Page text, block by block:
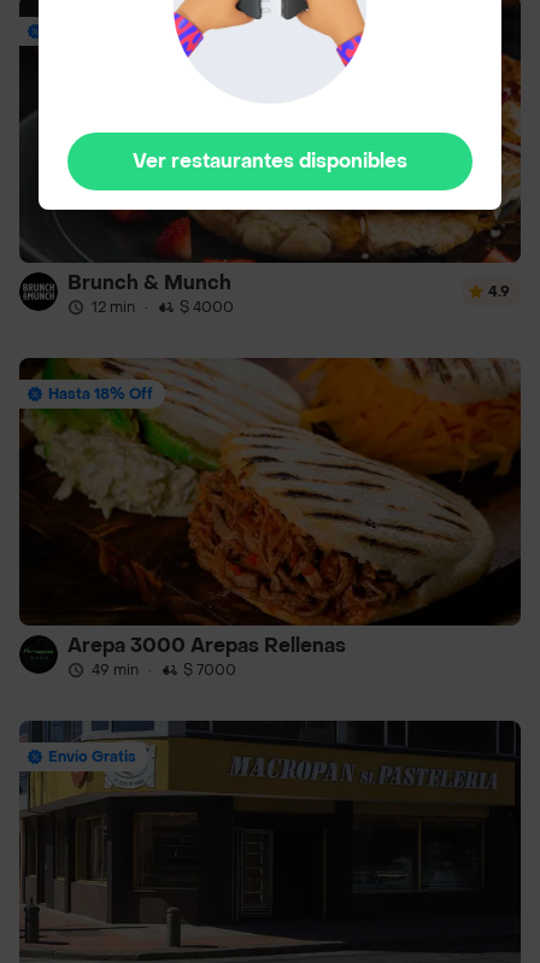
Brunch & Munch
12 min · $ 4000
4.9
Hasta 18% Off
Arepa 3000 Arepas Rellenas
49 min · $ 7000
Envío Gratis
Ver restaurantes disponibles